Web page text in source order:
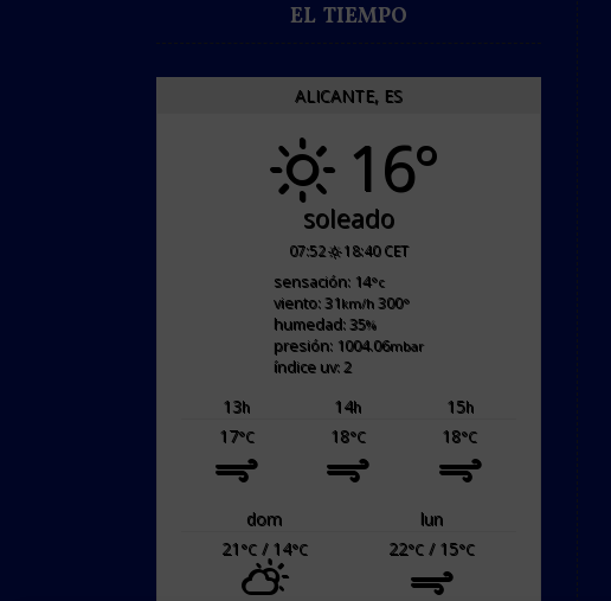
EL TIEMPO
ALICANTE, ES
16°
soleado
07:52 18:40 CET
sensación: 14°c
viento: 31km/h 300°
humedad: 35%
presión: 1004.06mbar
índice uv: 2
13h 14h 15h
17°C 18°C 18°C
dom
lun
21°C/ 14°C 22°C / 15°C